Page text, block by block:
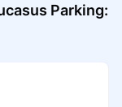
Parking: